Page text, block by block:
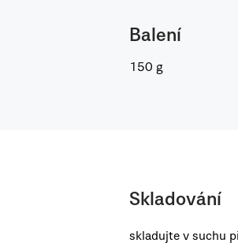
Balení
150 g
Skladování
skladujte v suchu